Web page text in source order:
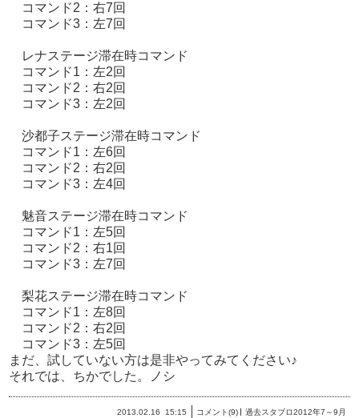
コマンド2：右7回
コマンド3：左7回
レナステージ滞在時コマンド
コマンド1：左2回
コマンド2：右2回
コマンド3：左2回
沙都子ステージ滞在時コマンド
コマンド1：左6回
コマンド2：右2回
コマンド3：左4回
魅音ステージ滞在時コマンド
コマンド1：左5回
コマンド2：右1回
コマンド3：左7回
梨花ステージ滞在時コマンド
コマンド1：左8回
コマンド2：右2回
コマンド3：左5回
まだ、試していない方は是非やってみてください♪
それでは、ちかでした。ノシ
2013.02.16 15:15 コメント(9) 過去スタブロ2012年7～9月